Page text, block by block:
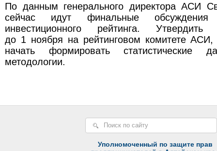
По данным генерального директора АСИ
сейчас идут финальные обсуждения
инвестиционного рейтинга. Утвердить
до 1 ноября на рейтинговом комитете
начать формировать статистические
методологии.
Уполномоченный по защите прав